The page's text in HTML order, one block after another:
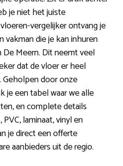
je niet het juiste
vergelijker ontvang je
vakman die je kan inhuren
Meern. Dit neemt veel
dat de vloer er heel
door onze
je een tabel waar we alle
en complete details
laminaat, vinyl en
je direct een offerte
aanbieders uit de regio.